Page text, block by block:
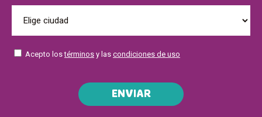
Acepto lostérminos y las condiciones de uso
ENVIAR